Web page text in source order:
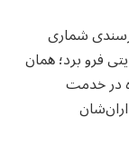
شماری
فرو برد؛ همان
در خدمت